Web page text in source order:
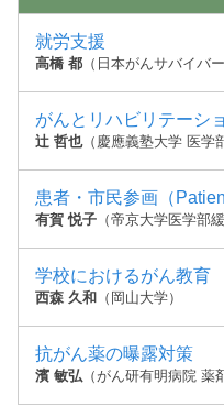
就労支援
高橋 都 （日本がんサバイバ
がんとリハビリテーシ
辻 哲也（慶應義塾大学 医学
患者・市民参画（
有賀 悦子 （帝京大学医学部
学校におけるがん教育
西森 久和 （岡山大学）
抗がん薬の曝露対策
濱 敏弘 （がん研有明病院 薬